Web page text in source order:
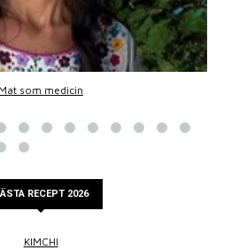
Mat som medicin
RECEPT 2026
KIMCHI